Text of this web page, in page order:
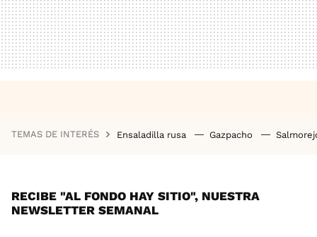
TEMAS DE INTERÉS Ensaladilla rusa Gazpacho
RECIBE "AL FONDO HAY SITIO", NUESTRA
NEWSLETTER SEMANAL